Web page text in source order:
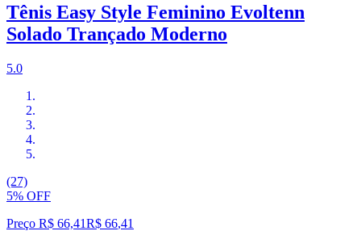
Tênis Easy Style Feminino Evoltenn
Solado Trançado Moderno
5.0
(27)
5% OFF
Preço R$ 66,41R$ 66,41